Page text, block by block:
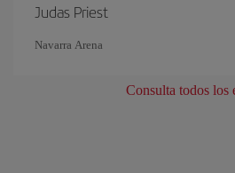
Judas Priest
Navarra Arena
Consulta todos los